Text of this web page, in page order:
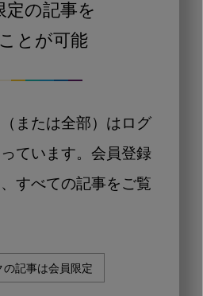
定の記事を
とが可能
または全部）はログ
ています。会員登録
すべての記事をご覧
の記事は会員限定